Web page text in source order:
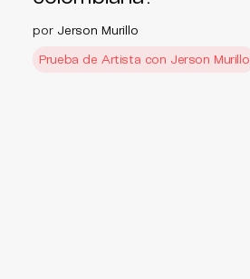
por Jerson Murillo
Prueba de Artista con Jerson Murillo